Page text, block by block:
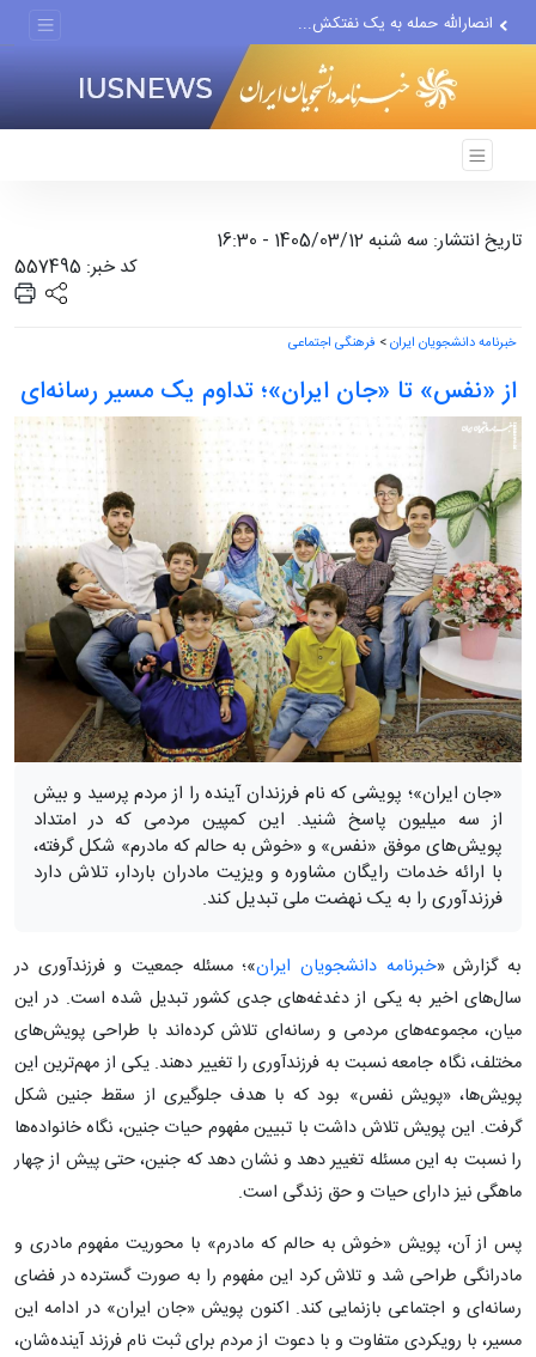
انصارالله حمله به یک نفتکش...
حادثه امنیتی دریایی در جنوب...
تاریخ انتشار: سه شنبه 1405/03/12 - 16:30
کد خبر: 557495
خبرنامه دانشجویان ایران> فرهنگی اجتماعی
از «نفس» تا «جان ایران»؛ تداوم یک مسیر رسانه‌ای
«جان ایران»؛ پویشی که نام فرزندان آینده را از مردم پرسید و بیش
از سه میلیون پاسخ شنید. این کمپین مردمی که در امتداد
پویش‌های موفق «نفس» و «خوش به حالم که مادرم» شکل گرفته،
با ارائه خدمات رایگان مشاوره و ویزیت مادران باردار، تلاش دارد
فرزندآوری را به یک نهضت ملی تبدیل کند.
به گزارش «خبرنامه دانشجویان ایران»؛ مسئله جمعیت و فرزندآوری در
سال‌های اخیر به یکی از دغدغه‌های جدی کشور تبدیل شده است. در این
میان، مجموعه‌های مردمی و رسانه‌ای تلاش کرده‌اند با طراحی پویش‌های
مختلف، نگاه جامعه نسبت به فرزندآوری را تغییر دهند. یکی از مهم‌ترین این
پویش‌ها، «پویش نفس» بود که با هدف جلوگیری از سقط جنین شکل
گرفت. این پویش تلاش داشت با تبیین مفهوم حیات جنین، نگاه خانواده‌ها
را نسبت به این مسئله تغییر دهد و نشان دهد که جنین، حتی پیش از چهار
ماهگی نیز دارای حیات و حق زندگی است.
پس از آن، پویش «خوش به حالم که مادرم» با محوریت مفهوم مادری و
مادرانگی طراحی شد و تلاش کرد این مفهوم را به صورت گسترده در فضای
رسانه‌ای و اجتماعی بازنمایی کند. اکنون پویش «جان ایران» در ادامه این
مسیر، با رویکردی متفاوت و با دعوت از مردم برای ثبت نام فرزند آینده‌شان،